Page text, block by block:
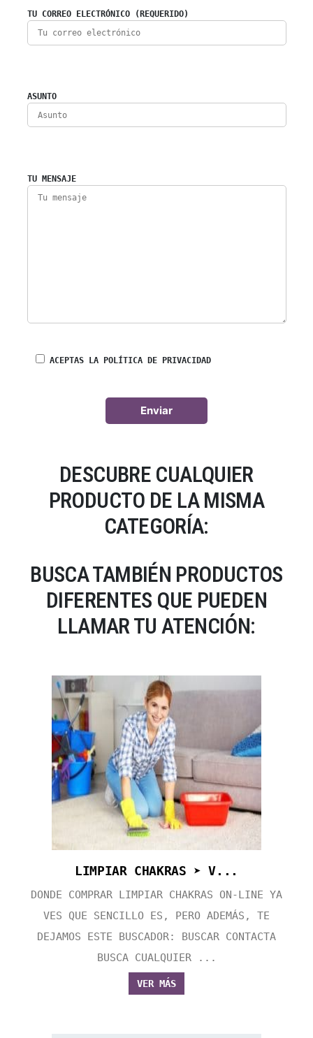
TU CORREO ELECTRÓNICO (REQUERIDO)
ASUNTO
TU MENSAJE
ACEPTAS LA POLÍTICA DE PRIVACIDAD
DESCUBRE CUALQUIER
PRODUCTO DE LA MISMA
CATEGORÍA:
BUSCA TAMBIÉN PRODUCTOS
DIFERENTES QUE PUEDEN
LLAMAR TU ATENCIÓN:
LIMPIAR CHAKRAS ➤ V...
DONDE COMPRAR LIMPIAR CHAKRAS ON-LINE YA
VES QUE SENCILLO ES, PERO ADEMÁS, TE
DEJAMOS ESTE BUSCADOR: BUSCAR CONTACTA
BUSCA CUALQUIER ...
VER MÁS